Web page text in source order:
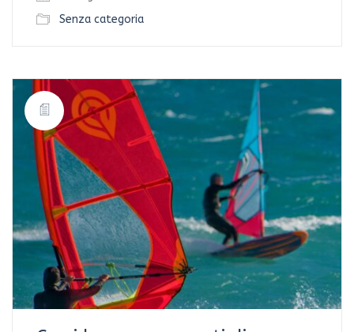
Senza categoria